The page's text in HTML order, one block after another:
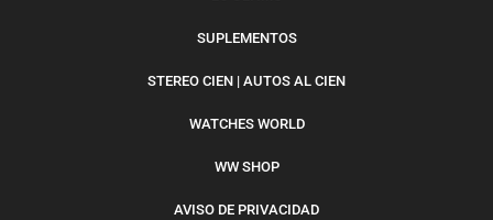
SUPLEMENTOS
STEREO CIEN | AUTOS AL CIEN
WATCHES WORLD
WW SHOP
AVISO DE PRIVACIDAD